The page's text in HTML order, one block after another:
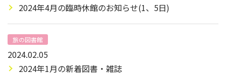
2024年4月の臨時休館のお知らせ(1、5日)
旅の図書館
2024.02.05
2024年1月の新着図書・雑誌